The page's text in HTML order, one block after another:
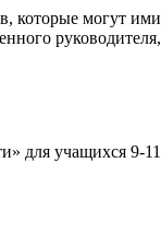
могут
для учащихся 9-